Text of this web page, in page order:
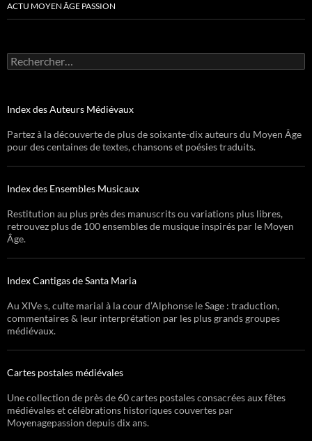
ACTU MOYEN ÂGE PASSION
Rechercher :
Index des Auteurs Médiévaux
Partez à la découverte de plus de soixante-dix auteurs du Moyen Âge
pour des centaines de textes, chansons et poésies traduits.
Index des Ensembles Musicaux
Restitution au plus près des manuscrits ou variations plus libres,
retrouvez plus de 100 ensembles de musique inspirés par le Moyen
Âge.
Index Cantigas de Santa Maria
Au XIVe s, culte marial à la cour d’Alphonse le Sage : traduction,
commentaires & leur interprétation par les plus grands groupes
médiévaux.
Cartes postales médiévales
Une collection de près de 60 cartes postales consacrées aux fêtes
médiévales et célébrations historiques couvertes par
Moyenagepassion depuis dix ans.